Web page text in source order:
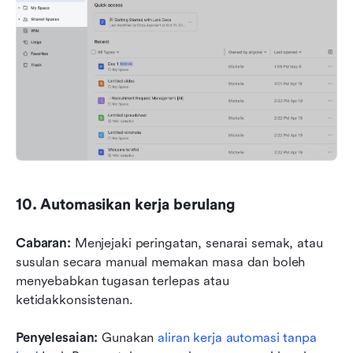
10. Automasikan kerja berulang
Cabaran: Menjejaki peringatan, senarai semak, atau
susulan secara manual memakan masa dan boleh
menyebabkan tugasan terlepas atau
ketidakkonsistenan.
Penyelesaian: Gunakan aliran kerja automasi tanpa